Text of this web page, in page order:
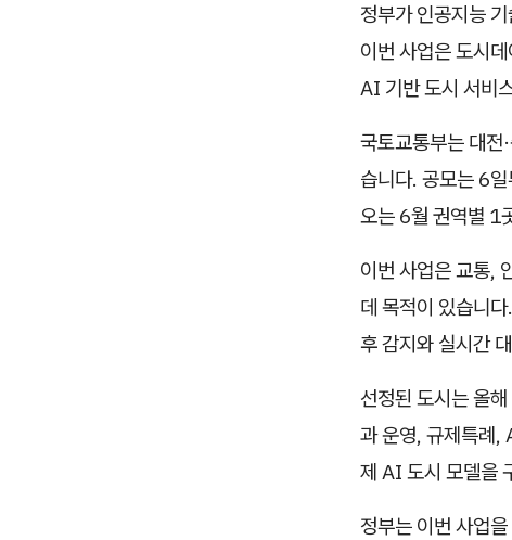
정부가 인공지능
이번 사업은 도시
AI 기반 도시 서비
국토교통부는 대전
습니다. 공모는 6
오는 6월 권역별 1
이번 사업은 교통,
데 목적이 있습니
후 감지와 실시간
선정된 도시는 올
과 운영, 규제특례,
제 AI 도시 모델을
정부는 이번 사업